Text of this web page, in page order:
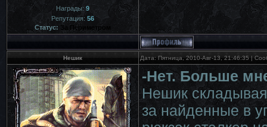
Награды:9
Репутация: 56
Статус: За Периметром
Нешик Дата: Пятница, 2010-Авг-13, 21:46:35 |
-Нет. Больше
Нешик
за найденные в